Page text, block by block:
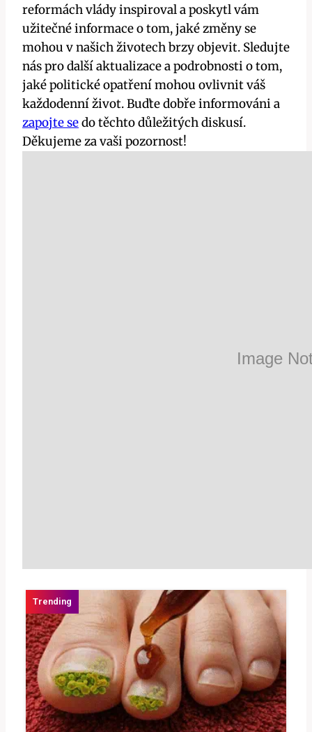
reformách vlády inspiroval a poskytl vám
užitečné informace o tom, jaké změny se
mohou v našich životech brzy objevit. Sledujte
nás pro další aktualizace a podrobnosti o tom,
jaké politické opatření mohou ovlivnit váš
každodenní život. Buďte dobře informováni a
zapojte sedo těchto důležitých diskusí.
Děkujeme za vaši pozornost!